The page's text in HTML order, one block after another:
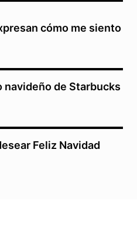
cómo me siento
navideño de Starbucks
Feliz Navidad